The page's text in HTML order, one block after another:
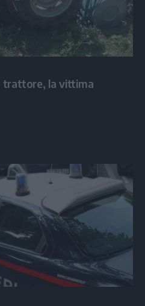
trattore, la vittima